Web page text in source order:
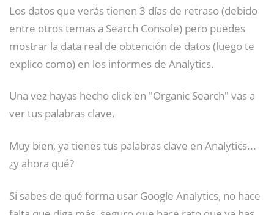
Los datos que verás tienen 3 días de retraso (debido
entre otros temas a Search Console) pero puedes
mostrar la data real de obtención de datos (luego te
explico como) en los informes de Analytics.
Una vez hayas hecho click en "Organic Search" vas a
ver tus palabras clave.
Muy bien, ya tienes tus palabras clave en Analytics...
¿y ahora qué?
Si sabes de qué forma usar Google Analytics, no hace